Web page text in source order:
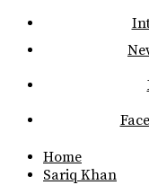
Home
Sariq Khan